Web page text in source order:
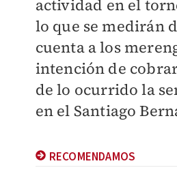
actividad en el
lo que se medirán
cuenta a los
intención de
de lo ocurrido la
en el Santiago
RECOMENDAMOS